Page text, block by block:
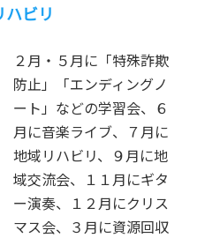
ビリ
２月・５月に「特殊詐欺
防止」「エンディングノ
ート」などの学習会、６
月に音楽ライブ、７月に
地域リハビリ、９月に地
域交流会、１１月にギタ
ー演奏、１２月にクリス
マス会、３月に資源回収